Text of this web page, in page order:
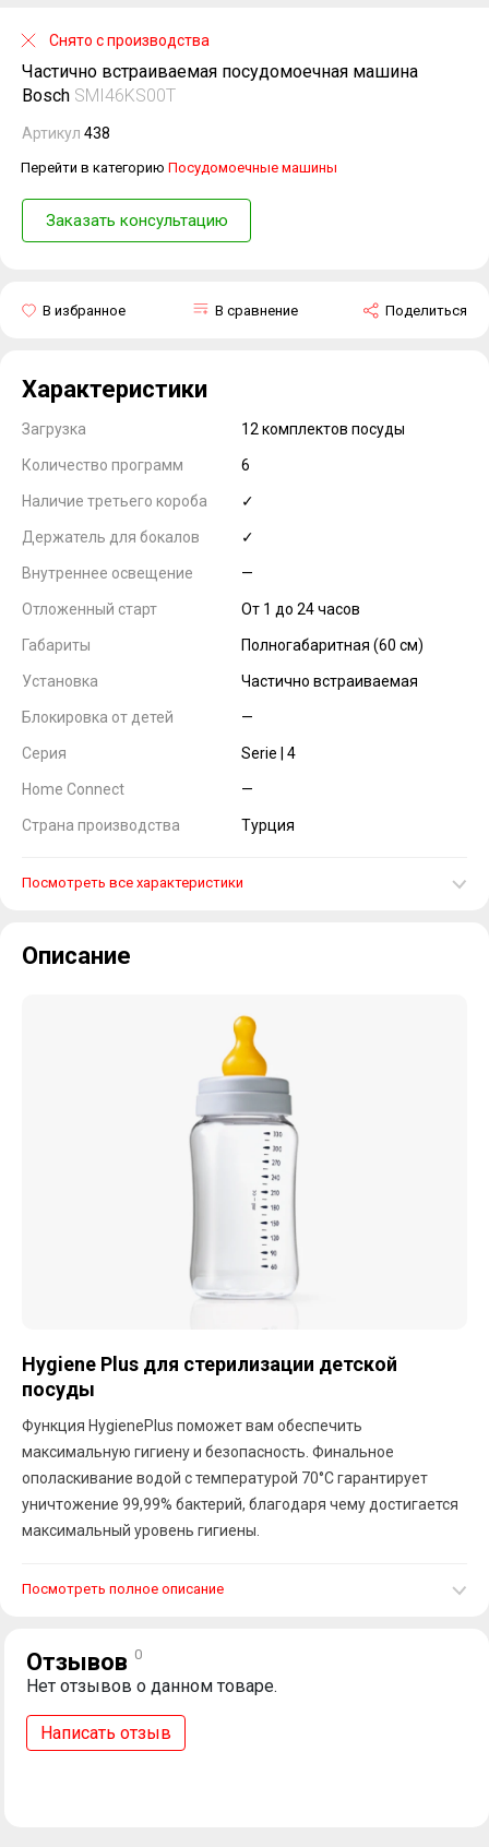
Частично встраиваемая посудомоечная машина
Bosch SMI46KS00T
Артикул 438
Перейти в категорию Посудомоечные машины
Заказать консультацию
Поделиться
В сравнение
В избранное
Снято с производства
Характеристики
Загрузка 12 комплектов посуды
Количество программ 6
Наличие третьего короба ✓
Держатель для бокалов ✓
Внутреннее освещение —
Отложенный старт От 1 до 24 часов
Габариты Полногабаритная (60 см)
Установка Частично встраиваемая
Блокировка от детей —
Серия Serie | 4
Home Connect —
Страна производства Турция
Посмотреть все характеристики
Описание
Hygiene Plus для стерилизации детской
посуды
Функция HygienePlus поможет вам обеспечить
максимальную гигиену и безопасность. Финальное
ополаскивание водой с температурой 70°C гарантирует
уничтожение 99,99% бактерий, благодаря чему достигается
максимальный уровень гигиены.
Посмотреть полное описание
Отзывов 0
Нет отзывов о данном товаре.
Написать отзыв